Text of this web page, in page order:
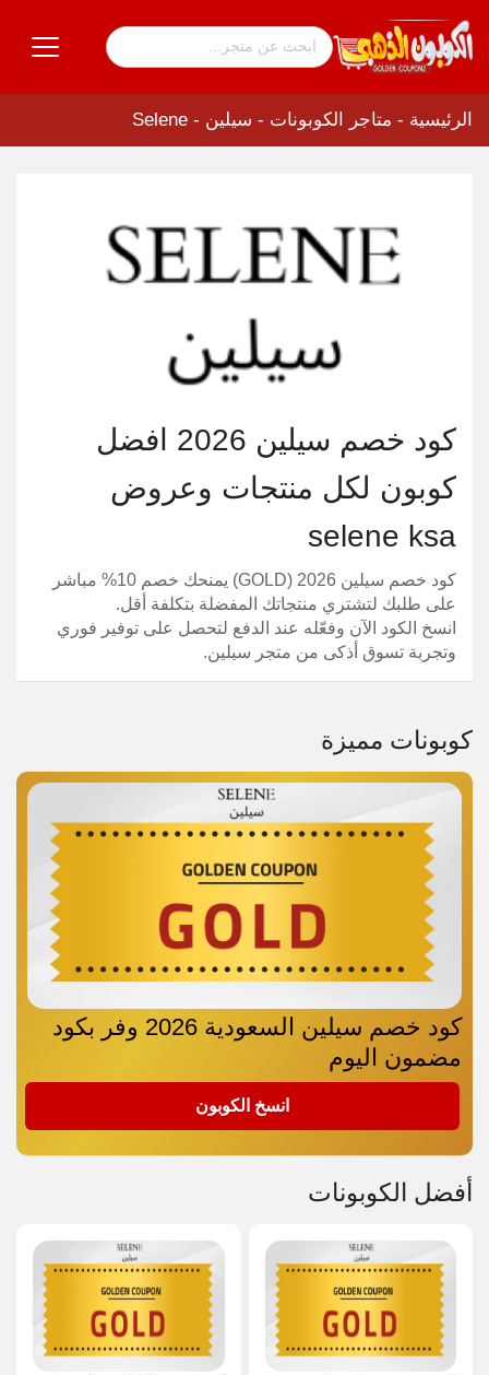
الرئيسية - متاجر الكوبونات - سيلين - Selene
كود خصم سيلين 2026 افضل
كوبون لكل منتجات وعروض
selene ksa
كود خصم سيلين 2026 (GOLD) يمنحك خصم 10% مباشر
على طلبك لتشتري منتجاتك المفضلة بتكلفة أقل.
انسخ الكود الآن وفعّله عند الدفع لتحصل على توفير فوري
وتجربة تسوق أذكى من متجر سيلين.
كوبونات مميزة
كود خصم سيلين السعودية 2026 وفر بكود
مضمون اليوم
انسخ الكوبون
أفضل الكوبونات